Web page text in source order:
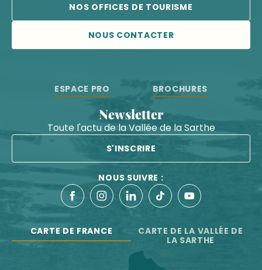
NOS OFFICES DE TOURISME
NOUS CONTACTER
ESPACE PRO BROCHURES
Newsletter
Toute l'actu de la Vallée de la Sarthe
S'INSCRIRE
NOUS SUIVRE :
CARTE DE FRANCE
CARTE DE LA VALLÉE DE
LA SARTHE